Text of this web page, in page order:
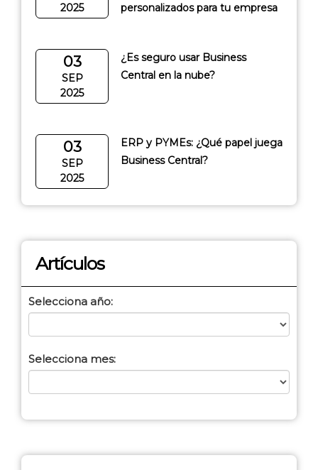
2025
personalizados para tu empresa
03
SEP
2025
¿Es seguro usar Business
Central en la nube?
03
SEP
2025
ERP y PYMEs: ¿Qué papel juega
Business Central?
Artículos
Selecciona año:
Selecciona mes: